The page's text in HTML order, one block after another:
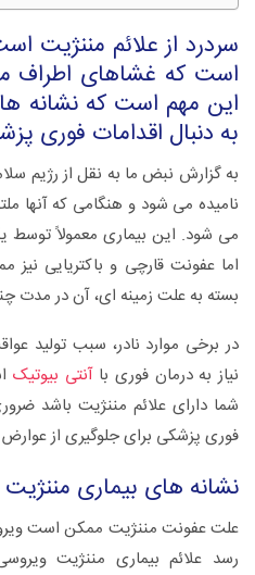
سردرد از علائم مننژیت
است که غشاهای اطراف
این مهم است که نشانه
به دنبال اقدامات فوری
به گزارش نبض ما به نقل از رژیم
نامیده می شود و هنگامی که آنها
می شود. این بیماری معمولاً
اما عفونت قارچی و باکتریایی
بسته به علت زمینه ای، آن در مدت
در برخی موارد نادر، سبب تولید
نیاز به درمان فوری باآنتی بیوتیک
شما دارای علائم مننژیت باشد
فوری پزشکی برای جلوگیری از
نشانه های بیماری
علت عفونت مننژیت ممکن است
رسد علائم بیماری مننژیت